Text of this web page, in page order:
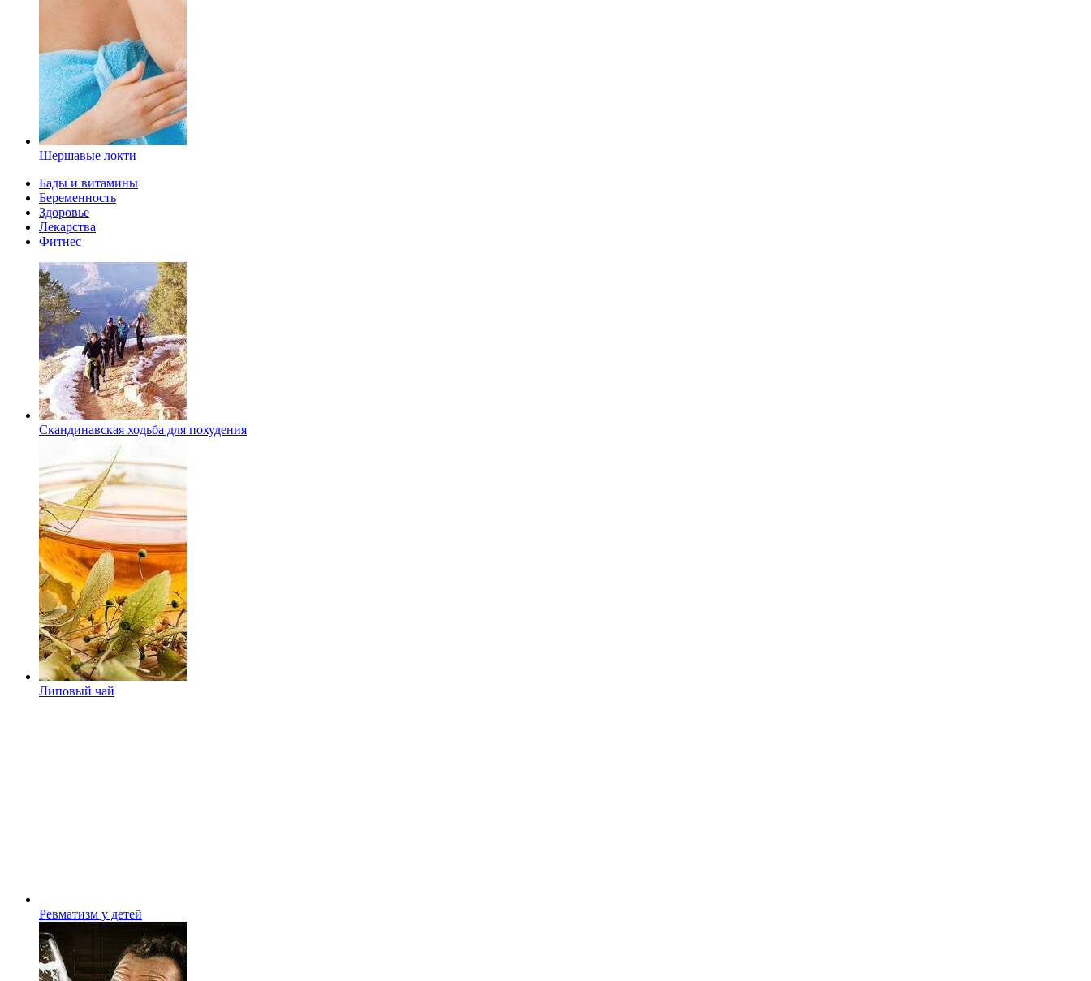
Шершавые локти
Бады и витамины
Беременность
Здоровье
Лекарства
Фитнес
Скандинавская ходьба для похудения
Липовый чай
Ревматизм у детей